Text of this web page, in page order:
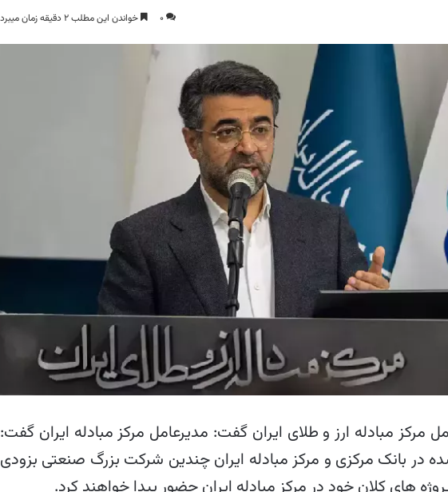
0 خواندن این مطلب 2 دقیقه زمان میبرد
مرکز مبادله ارز و طلای ایران گفت: مدیرعامل مرکز مبادله ایران گفت:
در بانک مرکزی و مرکز مبادله ایران چندین شرکت بزرگ صنعتی بزودی